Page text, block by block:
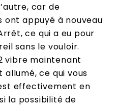
car de
ont appuyé à nouveau
ce qui a eu pour
sans le vouloir.
vibre maintenant
allumé, ce qui vous
effectivement en
la possibilité de